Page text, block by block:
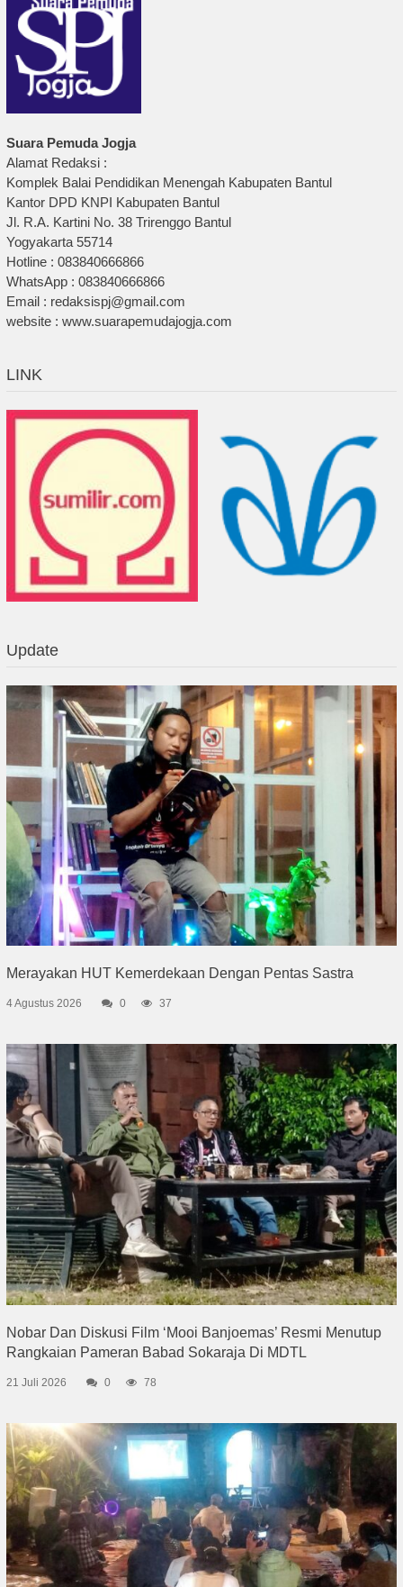
Suara Pemuda Jogja
Alamat Redaksi :
Komplek Balai Pendidikan Menengah Kabupaten Bantul
Kantor DPD KNPI Kabupaten Bantul
Jl. R.A. Kartini No. 38 Trirenggo Bantul
Yogyakarta 55714
Hotline : 083840666866
WhatsApp : 083840666866
Email : redaksispj@gmail.com
website : www.suarapemudajogja.com
LINK
Update
Merayakan HUT Kemerdekaan Dengan Pentas Sastra
4 Agustus 2026 0 37
Nobar Dan Diskusi Film ‘Mooi Banjoemas’ Resmi Menutup
Rangkaian Pameran Babad Sokaraja Di MDTL
21 Juli 2026 0 78